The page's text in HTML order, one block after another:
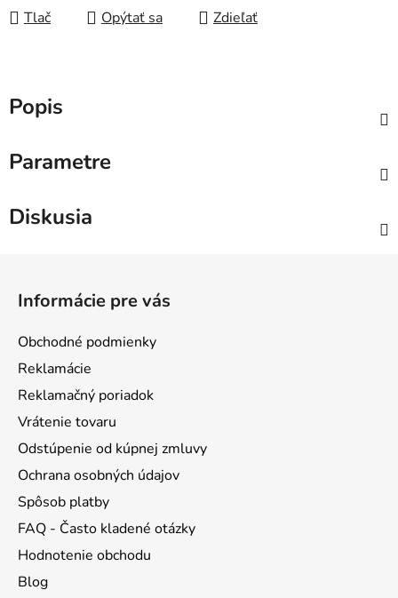
Tlač Opýtať sa Zdieľať
Popis
Parametre
Diskusia
Informácie pre vás
Obchodné podmienky
Reklamácie
Reklamačný poriadok
Vrátenie tovaru
Odstúpenie od kúpnej zmluvy
Ochrana osobných údajov
Spôsob platby
FAQ - Často kladené otázky
Hodnotenie obchodu
Blog